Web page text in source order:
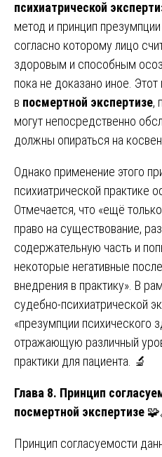
психиатрической
метод и принцип
согласно которому лицо
здоровым и способным
пока не доказано иное.
в посмертной экспертизе,
могут непосредственно
должны опираться на
Однако применение этого
психиатрической практике
Отмечается, что «ещё
право на существование,
содержательную часть и
некоторые негативные
внедрения в практику». В
судебно-психиатрической
«презумпции психического
отражающую различный
практики для пациента. 🔬
Глава 8. Принцип
посмертной экспертизе
Принцип согласуемости